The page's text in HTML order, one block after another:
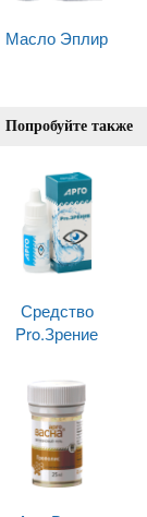
Масло Эплир
Попробуйте также
Средство
Pro.Зрение